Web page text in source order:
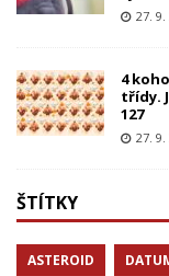
27. 9.
4
třídy.
127
27. 9.
ŠTÍTKY
ASTEROID